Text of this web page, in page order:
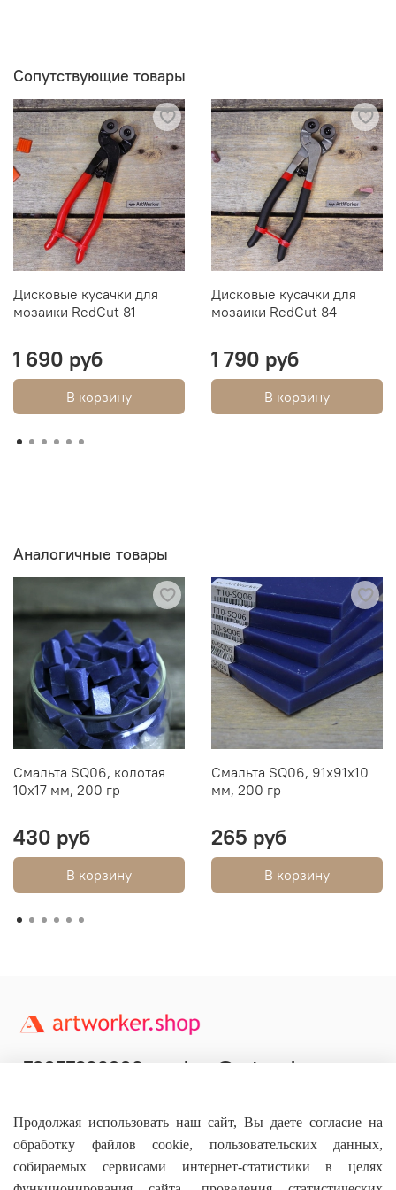
Сопутствующие товары
Дисковые кусачки для
мозаики RedCut 81
1 690 руб
В корзину
Дисковые кусачки для
мозаики RedCut 84
1 790 руб
В корзину
Аналогичные товары
Смальта SQ06, колотая
10х17 мм, 200 гр
430 руб
В корзину
Смальта SQ06, 91х91х10
мм, 200 гр
265 руб
В корзину
+79957800990 shop@artworker.pro
Продолжая использовать наш сайт, Вы даете согласие на
обработку файлов cookie, пользовательских данных,
собираемых сервисами интернет-статистики в целях